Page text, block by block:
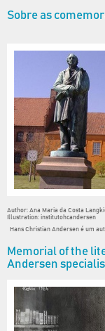
Sobre as
Author: Ana Maria da Costa
Illustration: institutohcandersen
Hans Christian Andersen é um
Memorial of the
Andersen